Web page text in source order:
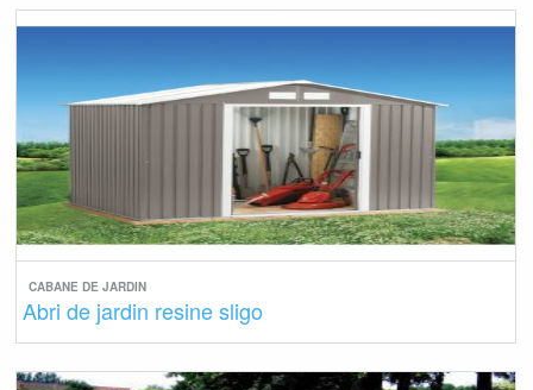
CABANE DE JARDIN
Abri de jardin resine sligo